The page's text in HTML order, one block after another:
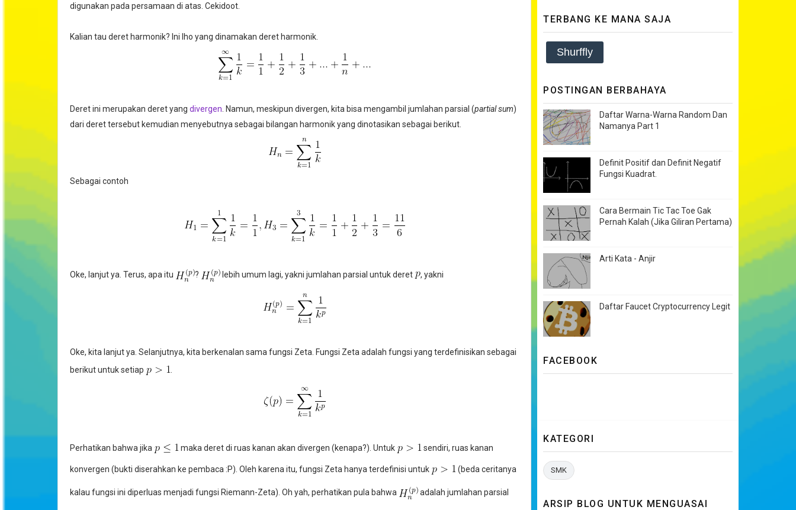
digunakan pada persamaan di atas. Cekidoot.
Kalian tau deret harmonik? Ini lho yang dinamakan deret harmonik.
Deret ini merupakan deret yang divergen . Namun, meskipun divergen, kita bisa mengambil jumlahan parsial (partial sum)
dari deret tersebut kemudian menyebutnya sebagai bilangan harmonik yang dinotasikan sebagai berikut.
Sebagai contoh
Oke, lanjut ya. Terus, apa itu ? lebih umum lagi, yakni jumlahan parsial untuk deret , yakni
Oke, kita lanjut ya. Selanjutnya, kita berkenalan sama fungsi Zeta. Fungsi Zeta adalah fungsi yang terdefinisikan sebagai
berikut untuk setiap
Perhatikan bahwa jika maka deret di ruas kanan akan divergen (kenapa?). Untuk sendiri, ruas kanan
konvergen (bukti diserahkan ke pembaca :P). Oleh karena itu, fungsi Zeta hanya terdefinisi untuk (beda ceritanya
kalau fungsi ini diperluas menjadi fungsi Riemann-Zeta). Oh yah, perhatikan pula bahwa adalah jumlahan parsial
TERBANG KE MANA SAJA
Shurffly
POSTINGAN BERBAHAYA
Daftar Warna-Warna Random Dan
Namanya Part 1
Definit Positif dan Definit Negatif
Fungsi Kuadrat.
Cara Bermain Tic Tac Toe Gak
Pernah Kalah (Jika Giliran Pertama)
Arti Kata - Anjir
Daftar Faucet Cryptocurrency Legit
FACEBOOK
KATEGORI
SMK
ARSIP BLOG UNTUK MENGUASAI